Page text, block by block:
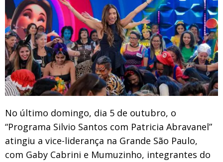
No último domingo, dia 5 de outubro, o
“Programa Silvio Santos com Patricia Abravanel”
atingiu a vice-liderança na Grande São Paulo,
com Gaby Cabrini e Mumuzinho, integrantes do